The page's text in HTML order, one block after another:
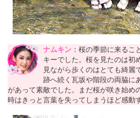
ナムキン ：桜の季節に来るこ
キーでした。桜を見たのは初
見ながら歩くのはとても綺麗
跡へ続く瓦坂や階段の両脇に
があって素敵でした。まだ桜が咲き始め
時はきっと言葉を失ってしまうほど感動